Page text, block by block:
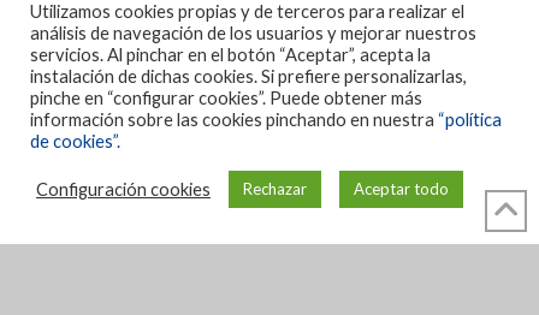
POLITICA DE COOKIES|AVISO LEGAL
DISEÑO: DIAN SISTEMAS
Utilizamos cookies propias y de terceros para realizar el
análisis de navegación de los usuarios y mejorar nuestros
servicios. Al pinchar en el botón “Aceptar”, acepta la
instalación de dichas cookies. Si prefiere personalizarlas,
pinche en “configurar cookies”. Puede obtener más
información sobre las cookies pinchando en nuestra “política
de cookies”.
Configuración cookies Rechazar Aceptar todo